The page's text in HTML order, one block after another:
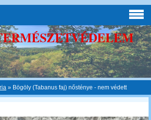
» Bögöly (Tabanus faj) nősténye - nem védett